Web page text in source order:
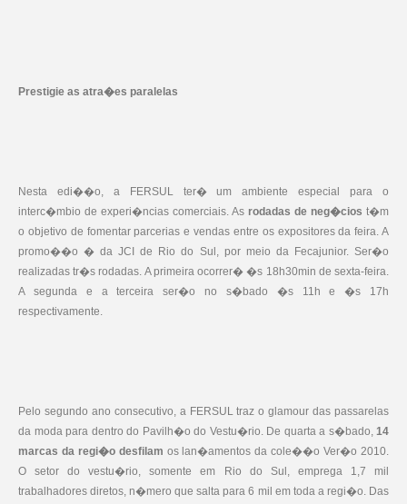
Prestigie as atra�es paralelas
Nesta edi��o, a FERSUL ter� um ambiente especial para o
interc�mbio de experi�ncias comerciais. As rodadas de neg�cios t�m
o objetivo de fomentar parcerias e vendas entre os expositores da feira. A
promo��o � da JCI de Rio do Sul, por meio da Fecajunior. Ser�o
realizadas tr�s rodadas. A primeira ocorrer� �s 18h30min de sexta-feira.
A segunda e a terceira ser�o no s�bado �s 11h e �s 17h
respectivamente.
Pelo segundo ano consecutivo, a FERSUL traz o glamour das passarelas
da moda para dentro do Pavilh�o do Vestu�rio. De quarta a s�bado, 14
marcas da regi�o desfilam os lan�amentos da cole��o Ver�o 2010.
O setor do vestu�rio, somente em Rio do Sul, emprega 1,7 mil
trabalhadores diretos, n�mero que salta para 6 mil em toda a regi�o. Das